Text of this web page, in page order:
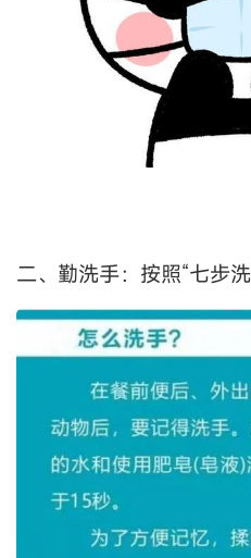
二、勤洗手：按照“七步洗